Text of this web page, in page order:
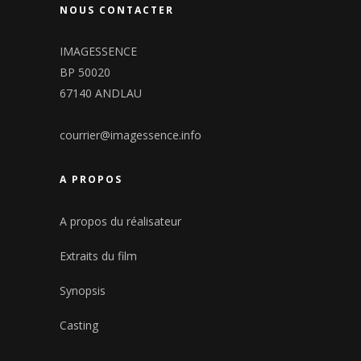
NOUS CONTACTER
IMAGESSENCE
BP 50020
67140 ANDLAU
courrier@imagessence.info
A PROPOS
A propos du réalisateur
Extraits du film
Synopsis
Casting